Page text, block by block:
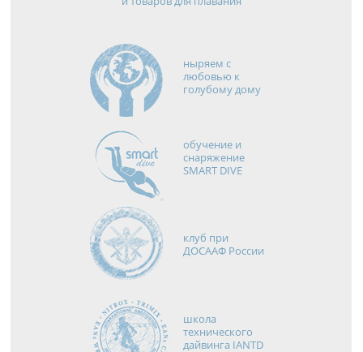
ныряем с
любовью к
голубому дому
обучение и
снаряжение
SMART DIVE
клуб при
ДОСААФ России
школа
технического
дайвинга IANTD